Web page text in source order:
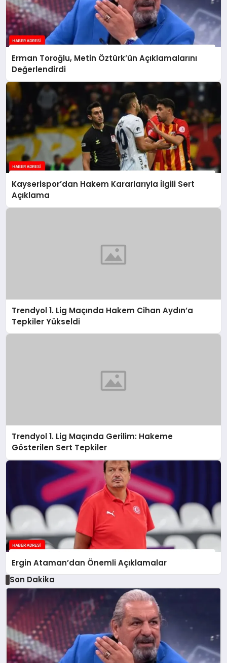
Erman Toroğlu, Metin Öztürk’ün Açıklamalarını
Değerlendirdi
Kayserispor’dan Hakem Kararlarıyla İlgili Sert
Açıklama
Trendyol 1. Lig Maçında Hakem Cihan Aydın’a
Tepkiler Yükseldi
Trendyol 1. Lig Maçında Gerilim: Hakeme
Gösterilen Sert Tepkiler
Ergin Ataman’dan Önemli Açıklamalar
Son Dakika